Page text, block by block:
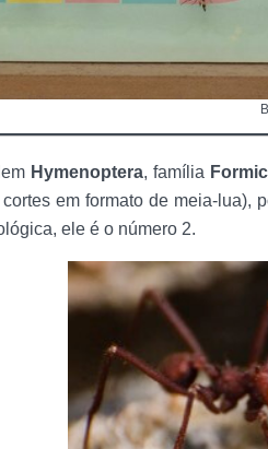
Hymenoptera, família
em formato de meia-lua),
ele é o número 2.